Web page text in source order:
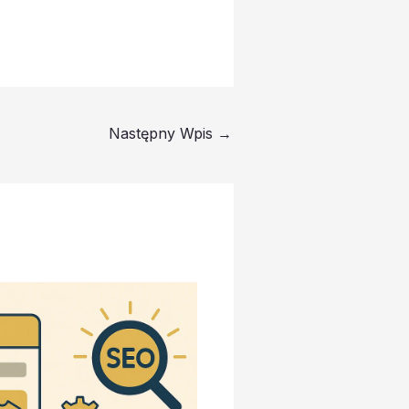
Następny Wpis →